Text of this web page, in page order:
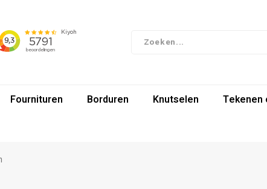
Fournituren Borduren Knutselen Tekenen